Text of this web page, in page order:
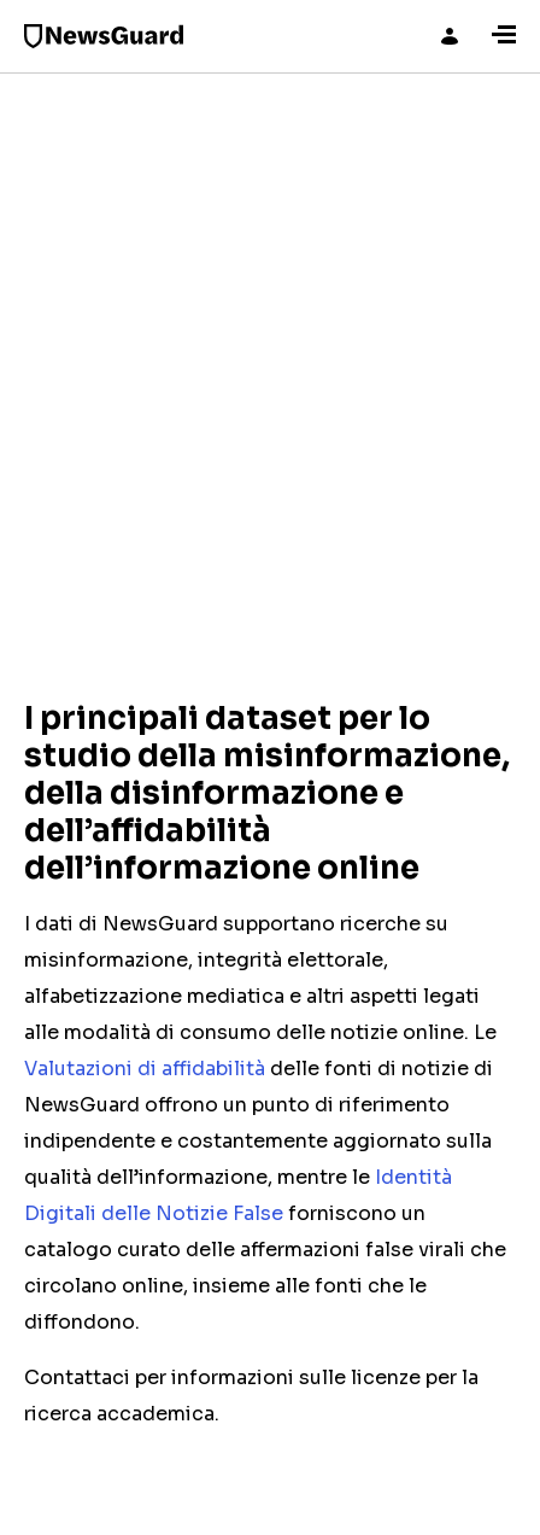
I principali dataset per lo
studio della misinformazione,
della disinformazione e
dell’affidabilità
dell’informazione online
I dati di NewsGuard supportano ricerche su
misinformazione, integrità elettorale,
alfabetizzazione mediatica e altri aspetti legati
alle modalità di consumo delle notizie online. Le
Valutazioni di affidabilità delle fonti di notizie di
NewsGuard offrono un punto di riferimento
indipendente e costantemente aggiornato sulla
qualità dell’informazione, mentre le Identità
Digitali delle Notizie Falseforniscono un
catalogo curato delle affermazioni false virali che
circolano online, insieme alle fonti che le
diffondono.
Contattaci per informazioni sulle licenze per la
ricerca accademica.